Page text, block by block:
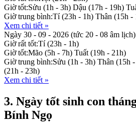
Giờ tốt:Sửu (1h - 3h) Dậu (17h - 19h)
Giờ trung bình:Tí (23h - 1h) Thân (15h -
Xem chi tiết »
Ngày 30 - 09 - 2026 (tức 20 - 08 âm
Giờ rất tốt:Tí (23h - 1h)
Giờ tốt:Mão (5h - 7h) Tuất (19h - 21h)
Giờ trung bình:Sửu (1h - 3h) Thân (15h
(21h - 23h)
Xem chi tiết »
3. Ngày tốt sinh con
Bính Ngọ